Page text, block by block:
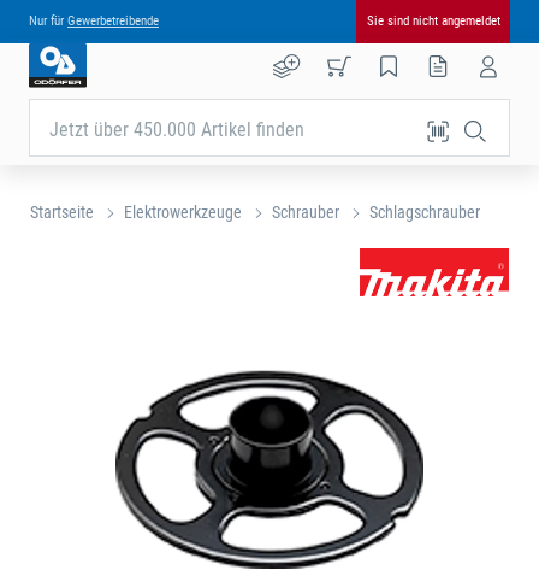
Nur für Gewerbetreibende Sie sind nicht angemeldet
Jetzt über 450.000 Artikel finden
Startseite Elektrowerkzeuge Schrauber Schlagschrauber